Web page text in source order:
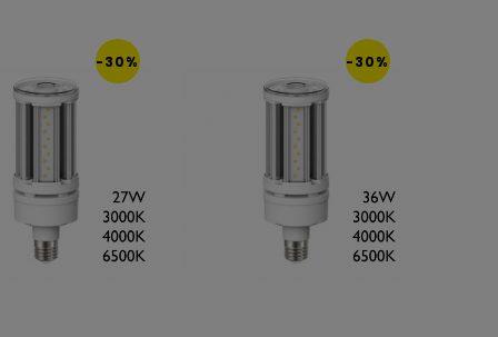
-30% -30%